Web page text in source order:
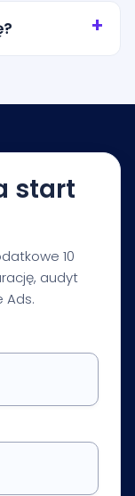
wybrane
aby nie
start
10
audyt
Ads.